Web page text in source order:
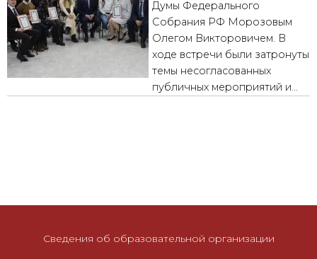
Думы Федерального
Собрания РФ Морозовым
Олегом Викторовичем. В
ходе встречи были затронуты
темы несогласованных
публичных мероприятий и…
Сведения об образовательной организации